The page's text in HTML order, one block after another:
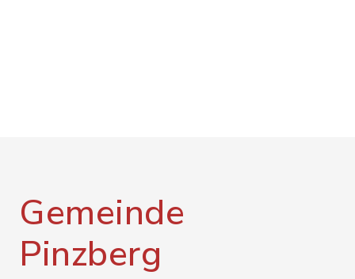
Gemeinde
Pinzberg